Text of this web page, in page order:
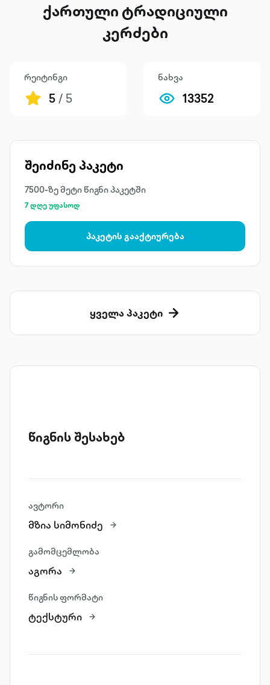
ქართული ტრადიციული
კერძები
რეიტინგი
5/ 5
ნახვა
13352
შეიძინე პაკეტი
7500-ზე მეტი წიგნი პაკეტში
7 დღე უფასოდ
პაკეტის გააქტიურება
ყველა პაკეტი
წიგნის შესახებ
ავტორი
მზია სიმონიძე
გამომცემლობა
აგორა
წიგნის ფორმატი
ტექსტური